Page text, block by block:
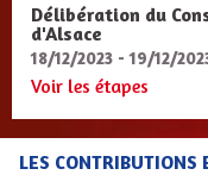
Délibération du
d'Alsace
18/12/2023 - 19/12/
Voir les étapes
LES CONTRIBUTIONS